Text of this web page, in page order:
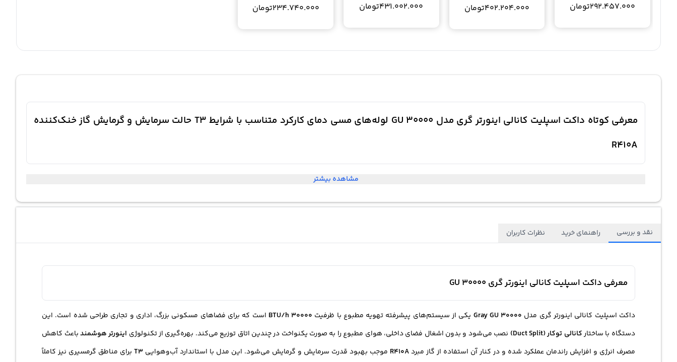
292.457.000تومان 402.204.000تومان 431.002.000تومان 234.740.000تومان
معرفی کوتاه داکت اسپلیت کانالی اینورتر گری مدل GU 30000 لوله‌های مسی دمای کارکرد متناسب با شرایط T3 حالت‌ سرمایش و گرمایش گاز خنک‌کننده
R410A
مشاهده بیشتر
نقد و بررسی راهنمای خرید نظرات کاربران
معرفی داکت اسپلیت کانالی اینورتر گری GU 30000
داکت اسپلیت کانالی اینورتر گری مدل Gray GU 30000 یکی از سیستم‌های پیشرفته تهویه مطبوع با ظرفیت 30000 BTU/h
است که برای فضاهای مسکونی بزرگ، اداری و تجاری طراحی شده است. این
دستگاه با ساختارکانالی توکار (Duct Split) نصب می‌شود و بدون اشغال فضای داخلی، هوای مطبوع را به صورت یکنواخت در چندین اتاق توزیع می‌کند. بهره‌گیری از تکنولوژی اینورتر هوشمندباعث کاهش
مصرف انرژی و افزایش راندمان عملکرد شده و در کنار آن استفاده از گاز مبردR410A موجب بهبود قدرت سرمایش و گرمایش می‌شود. این مدل با استاندارد آب‌وهوایی T3برای مناطق گرمسیری نیز کاملاً